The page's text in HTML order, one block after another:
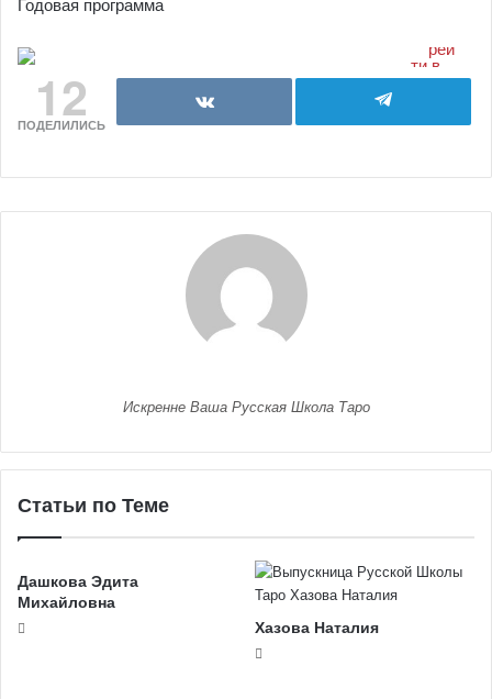
Годовая программа
12
ПОДЕЛИЛИСЬ
Искренне Ваша Русская Школа Таро
Статьи по Теме
Дашкова Эдита
Михайловна
Хазова Наталия